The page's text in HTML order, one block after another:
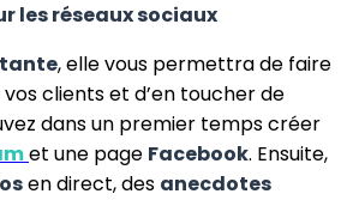
les réseaux sociaux
, elle vous permettra de faire
clients et d’en toucher de
dans un premier temps créer
et une page Facebook. Ensuite,
en direct, des anecdotes